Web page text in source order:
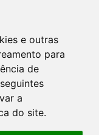
e outras
para
de
a
do site.